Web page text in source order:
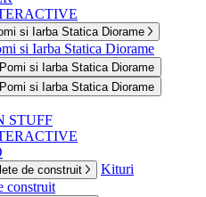
si Iarba Statica Diorame
si Iarba Statica Diorame
si Iarba Statica Diorame
si Iarba Statica Diorame
STUFF
de construit
Kituri
construit